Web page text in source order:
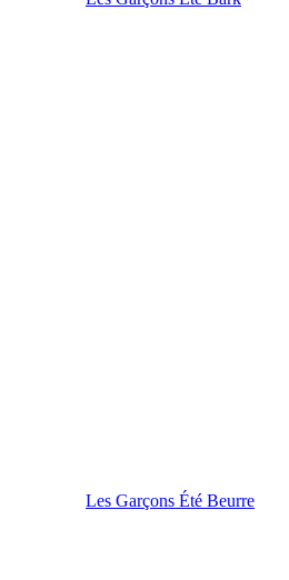
Les Garçons Été Beurre